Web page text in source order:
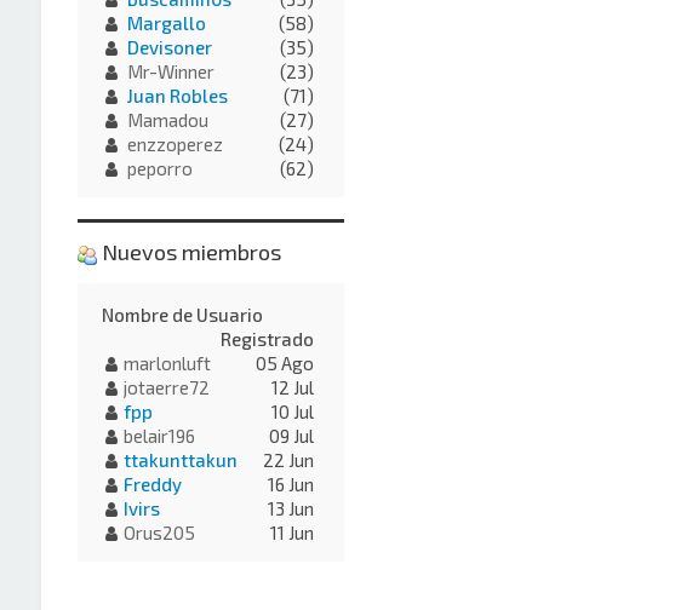
Margallo
(58)
Devisoner
(35)
Mr-Winner
(23)
Juan Robles
(71)
Mamadou
(27)
enzzoperez
(24)
peporro
(62)
Nuevos miembros
Nombre de Usuario
Registrado
marlonluft
05 Ago
jotaerre72
12 Jul
fpp
10 Jul
belair196
09 Jul
ttakunttakun
22 Jun
Freddy
16 Jun
Ivirs
13 Jun
Orus205
11 Jun